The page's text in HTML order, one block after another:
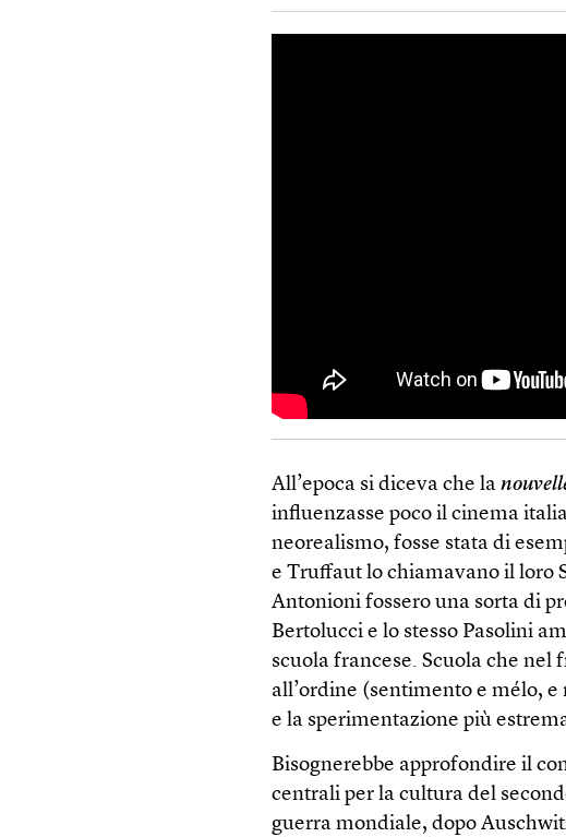
All’epoca si diceva che la
influenzasse poco il cinema
neorealismo, fosse stata di
e Truffaut lo chiamavano il loro
Antonioni fossero una sorta di
Bertolucci e lo stesso Pasolini
scuola francese. Scuola che
all’ordine (sentimento e mélo,
e la sperimentazione più
Bisognerebbe approfondire il
centrali per la cultura del
guerra mondiale, dopo